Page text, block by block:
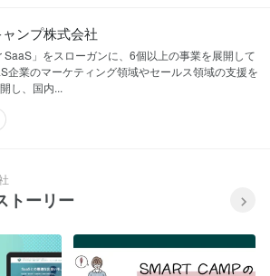
ンプ株式会社
SaaS」をスローガンに、6個以上の事業を展開して
企業のマーケティング領域やセールス領域の支援を
し、国内...
トーリー